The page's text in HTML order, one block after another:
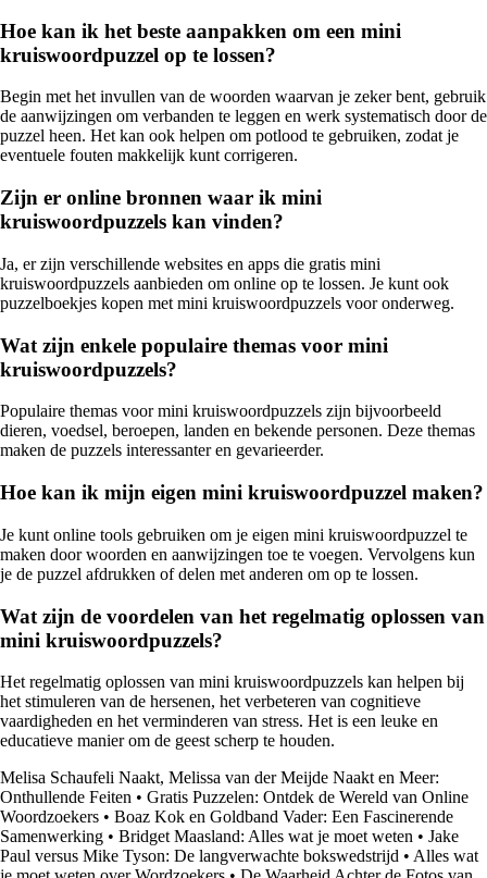
Hoe kan ik het beste aanpakken om een mini
kruiswoordpuzzel op te lossen?
Begin met het invullen van de woorden waarvan je zeker bent, gebruik
de aanwijzingen om verbanden te leggen en werk systematisch door de
puzzel heen. Het kan ook helpen om potlood te gebruiken, zodat je
eventuele fouten makkelijk kunt corrigeren.
Zijn er online bronnen waar ik mini
kruiswoordpuzzels kan vinden?
Ja, er zijn verschillende websites en apps die gratis mini
kruiswoordpuzzels aanbieden om online op te lossen. Je kunt ook
puzzelboekjes kopen met mini kruiswoordpuzzels voor onderweg.
Wat zijn enkele populaire themas voor mini
kruiswoordpuzzels?
Populaire themas voor mini kruiswoordpuzzels zijn bijvoorbeeld
dieren, voedsel, beroepen, landen en bekende personen. Deze themas
maken de puzzels interessanter en gevarieerder.
Hoe kan ik mijn eigen mini kruiswoordpuzzel maken?
Je kunt online tools gebruiken om je eigen mini kruiswoordpuzzel te
maken door woorden en aanwijzingen toe te voegen. Vervolgens kun
je de puzzel afdrukken of delen met anderen om op te lossen.
Wat zijn de voordelen van het regelmatig oplossen van
mini kruiswoordpuzzels?
Het regelmatig oplossen van mini kruiswoordpuzzels kan helpen bij
het stimuleren van de hersenen, het verbeteren van cognitieve
vaardigheden en het verminderen van stress. Het is een leuke en
educatieve manier om de geest scherp te houden.
Melisa Schaufeli Naakt, Melissa van der Meijde Naakt en Meer:
Onthullende Feiten • Gratis Puzzelen: Ontdek de Wereld van Online
Woordzoekers • Boaz Kok en Goldband Vader: Een Fascinerende
Samenwerking • Bridget Maasland: Alles wat je moet weten • Jake
Paul versus Mike Tyson: De langverwachte bokswedstrijd • Alles wat